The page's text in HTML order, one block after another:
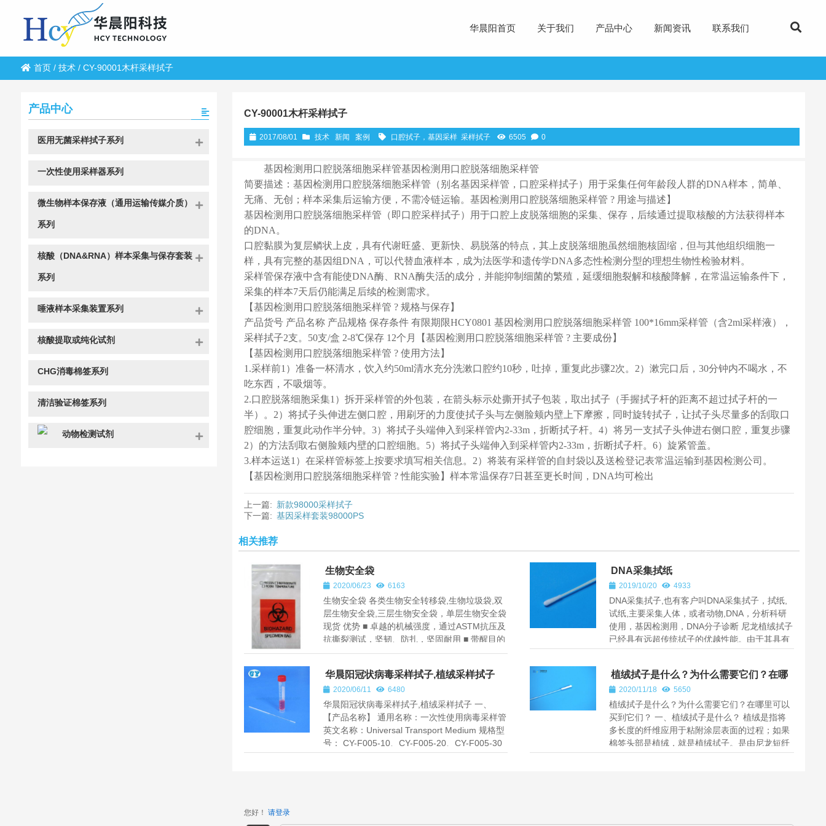
华晨阳首页 关于我们 产品中心 新闻资讯 联系我们
首页/ 技术/ CY-90001木杆采样拭子
CY-90001木杆采样拭子
2017/08/01 技术 新闻 案例 口腔拭子，基因采样 采样拭子 6505 0
基因检测用口腔脱落细胞采样管基因检测用口腔脱落细胞采样管
简要描述：基因检测用口腔脱落细胞采样管（别名基因采样管，口腔采样拭子）用于采集任何年龄段人群的DNA样本，简单、
无痛、无创；样本采集后运输方便，不需冷链运输。基因检测用口腔脱落细胞采样管 ? 用途与描述】
基因检测用口腔脱落细胞采样管（即口腔采样拭子）用于口腔上皮脱落细胞的采集、保存，后续通过提取核酸的方法获得样本
的DNA。
口腔黏膜为复层鳞状上皮，具有代谢旺盛、更新快、易脱落的特点，其上皮脱落细胞虽然细胞核固缩，但与其他组织细胞一
样，具有完整的基因组DNA，可以代替血液样本，成为法医学和遗传学DNA多态性检测分型的理想生物性检验材料。
采样管保存液中含有能使DNA酶、RNA酶失活的成分，并能抑制细菌的繁殖，延缓细胞裂解和核酸降解，在常温运输条件下，
采集的样本7天后仍能满足后续的检测需求。
【基因检测用口腔脱落细胞采样管 ? 规格与保存】
产品货号 产品名称 产品规格 保存条件 有限期限HCY0801 基因检测用口腔脱落细胞采样管 100*16mm采样管（含2ml采样液），
采样拭子2支。50支/盒 2-8℃保存 12个月【基因检测用口腔脱落细胞采样管 ? 主要成份】
【基因检测用口腔脱落细胞采样管 ? 使用方法】
1.采样前1）准备一杯清水，饮入约50ml清水充分洗漱口腔约10秒，吐掉，重复此步骤2次。2）漱完口后，30分钟内不喝水，不
吃东西，不吸烟等。
2.口腔脱落细胞采集1）拆开采样管的外包装，在箭头标示处撕开拭子包装，取出拭子（手握拭子杆的距离不超过拭子杆的一
半）。2）将拭子头伸进左侧口腔，用刷牙的力度使拭子头与左侧脸颊内壁上下摩擦，同时旋转拭子，让拭子头尽量多的刮取口
腔细胞，重复此动作半分钟。3）将拭子头端伸入到采样管内2-33m，折断拭子杆。4）将另一支拭子头伸进右侧口腔，重复步骤
2）的方法刮取右侧脸颊内壁的口腔细胞。5）将拭子头端伸入到采样管内2-33m，折断拭子杆。6）旋紧管盖。
3.样本运送1）在采样管标签上按要求填写相关信息。2）将装有采样管的自封袋以及送检登记表常温运输到基因检测公司。
【基因检测用口腔脱落细胞采样管 ? 性能实验】样本常温保存7日甚至更长时间，DNA均可检出
上一篇: 新款98000采样拭子
下一篇: 基因采样套装98000PS
相关推荐
生物安全袋
2020/06/23 6163
生物安全袋 各类生物安全转移袋,生物垃圾袋,双
层生物安全袋,三层生物安全袋，单层生物安全袋
现货 优势 ■ 卓越的机械强度，通过ASTM抗压及
抗撕裂测试，坚韧、防扎，坚固耐用 ■ 带醒目的
生物安全标示，...
DNA采集拭纸
2019/10/20 4933
DNA采集拭子,也有客户叫DNA采集拭子，拭纸,
试纸,主要采集人体，或者动物,DNA，分析科研
使用，基因检测用，DNA分子诊断 尼龙植绒拭子
已经具有远超传统拭子的优越性能。由于其具有
超常的吸水能力，可以将...
华晨阳冠状病毒采样拭子,植绒采样拭子
2020/06/11 6480
华晨阳冠状病毒采样拭子,植绒采样拭子 一、
【产品名称】 通用名称：一次性使用病毒采样管
英文名称：Universal Transport Medium 规格型
号： CY-F005-10、CY-F005-20、CY-F005-30
二、【包装规...
植绒拭子是什么？为什么需要它们？在哪
里可以买到它们？
2020/11/18 5650
植绒拭子是什么？为什么需要它们？在哪里可以
买到它们？ 一、植绒拭子是什么？ 植绒是指将
多长度的纤维应用于粘附涂层表面的过程；如果
棉签头部是植绒，就是植绒拭子。是由尼龙短纤
维绒毛头和abs塑料杆构成...
您好！ 请登录
产品中心
医用无菌采样拭子系列
一次性使用采样器系列
微生物样本保存液（通用运输传媒介质）
系列
核酸（DNA&RNA）样本采集与保存套装
系列
唾液样本采集装置系列
核酸提取或纯化试剂
CHG消毒棉签系列
清洁验证棉签系列
动物检测试剂